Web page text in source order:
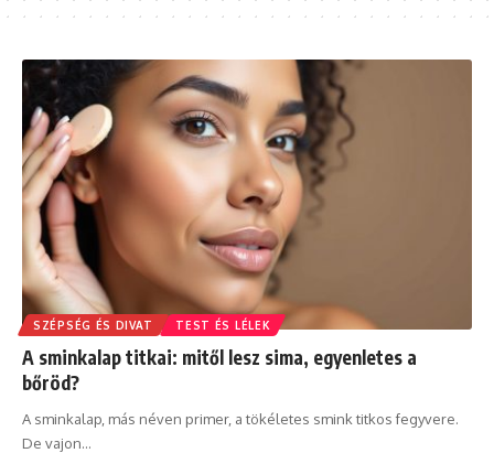
SZÉPSÉG ÉS DIVAT TEST ÉS LÉLEK
A sminkalap titkai: mitől lesz sima, egyenletes a
bőröd?
A sminkalap, más néven primer, a tökéletes smink titkos fegyvere.
De vajon…